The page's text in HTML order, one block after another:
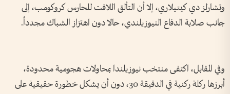
وتشارلز دي كيتيلاري، إلا أن التألق اللافت للحارس كروكومب، إلى
جانب صلابة الدفاع النيوزيلندي، حالا دون اهتزاز الشباك مجدداً.
وفي المقابل، اكتفى منتخب نيوزيلندا بمحاولات هجومية محدودة،
أبرزها ركلة ركنية في الدقيقة 30، دون أن يشكل خطورة حقيقية على